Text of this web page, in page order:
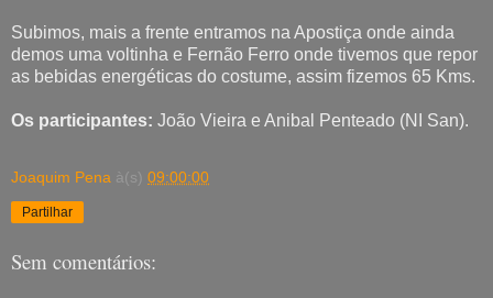
Subimos, mais a frente entramos na Apostiça onde ainda
demos uma voltinha e Fernão Ferro onde tivemos que repor
as bebidas energéticas do costume, assim fizemos 65 Kms.
Os participantes: João Vieira e Anibal Penteado (NI San).
Joaquim Pena à(s) 09:00:00
Partilhar
Sem comentários: